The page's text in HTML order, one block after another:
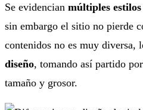
Se evidencian múltiples estilos
sin embargo el sitio no pierde
contenidos no es muy diversa,
diseño, tomando así partido
tamaño y grosor.